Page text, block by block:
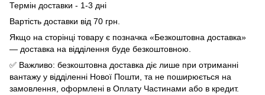
Термін доставки - 1-3 дні
Вартість доставки від 70 грн.
Якщо на сторінці товару є позначка «Безкоштовна доставка»
— доставка на відділення буде безкоштовною.
✅ Важливо: безкоштовна доставка діє лише при отриманні
вантажу у відділенні Нової Пошти, та не поширюється на
замовлення, оформлені в Оплату Частинами або в кредит.